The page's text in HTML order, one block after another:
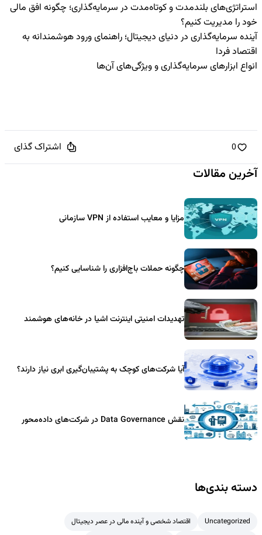
استراتژی‌های بلندمدت و کوتاه‌مدت در سرمایه‌گذاری؛ چگونه افق مالی
خود را مدیریت کنیم؟
آینده سرمایه‌گذاری در دنیای دیجیتال؛ راهنمای ورود هوشمندانه به
اقتصاد فردا
انواع ابزارهای سرمایه‌گذاری و ویژگی‌های آن‌ها
0 اشتراک گذای
آخرین مقالات
مزایا و معایب استفاده از VPN سازمانی
چگونه حملات باج‌افزاری را شناسایی کنیم؟
تهدیدات امنیتی اینترنت اشیا در خانه‌های هوشمند
آیا شرکت‌های کوچک به پشتیبان‌گیری ابری نیاز دارند؟
نقش Data Governance در شرکت‌های داده‌محور
دسته بندی‌ها
Uncategorized
اقتصاد شخصی و آینده مالی در عصر دیجیتال